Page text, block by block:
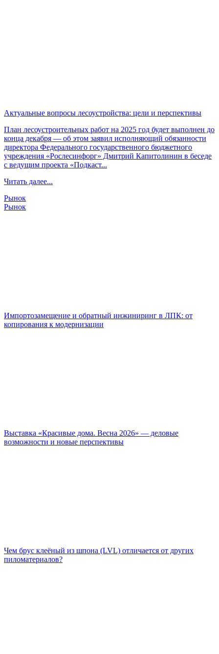
Актуальные вопросы лесоустройства: цели и перспективы
План лесоустроительных работ на 2025 год будет выполнен до
конца декабря — об этом заявил исполняющий обязанности
директора Федерального государственного бюджетного
учреждения «Рослесинфорг» Дмитрий Капитолинин в беседе
с ведущим проекта «Подкаст...
Читать далее...
Рынок
Рынок
Импортозамещение и обратный инжиниринг в ЛПК: от
копирования к модернизации
Выставка «Красивые дома. Весна 2026» — деловые
возможности и новые перспективы
Чем брус клеёный из шпона (LVL) отличается от других
пиломатериалов?